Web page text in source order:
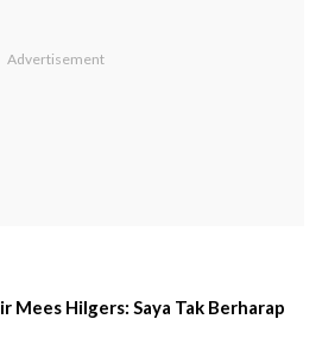
Mees Hilgers: Saya Tak Berharap